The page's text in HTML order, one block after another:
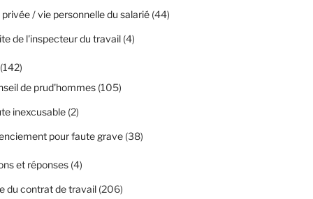
/ vie personnelle du salarié(44)
de l'inspecteur du travail(4)
de prud'hommes(105)
inexcusable(2)
pour faute grave(38)
et réponses(4)
du contrat de travail(206)